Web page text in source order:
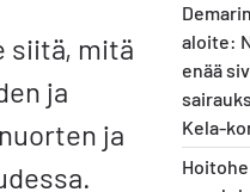
siitä, mitä
ja
ja
aloite:
enää
Kela-